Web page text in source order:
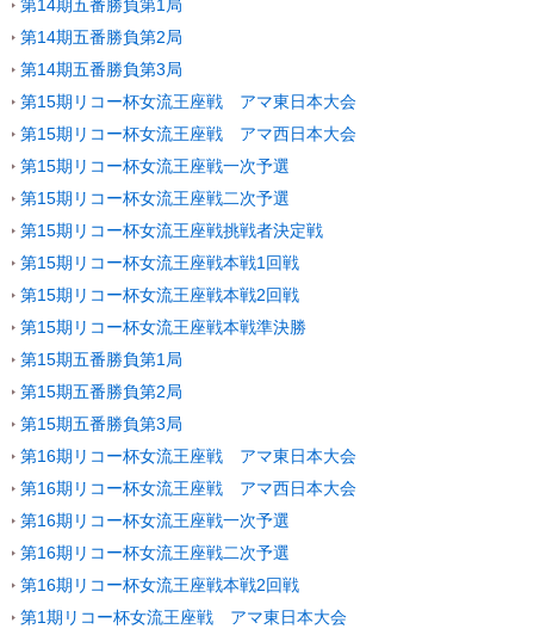
第14期五番勝負第1局
第14期五番勝負第2局
第14期五番勝負第3局
第15期リコー杯女流王座戦 アマ東日本大会
第15期リコー杯女流王座戦 アマ西日本大会
第15期リコー杯女流王座戦一次予選
第15期リコー杯女流王座戦二次予選
第15期リコー杯女流王座戦挑戦者決定戦
第15期リコー杯女流王座戦本戦1回戦
第15期リコー杯女流王座戦本戦2回戦
第15期リコー杯女流王座戦本戦準決勝
第15期五番勝負第1局
第15期五番勝負第2局
第15期五番勝負第3局
第16期リコー杯女流王座戦 アマ東日本大会
第16期リコー杯女流王座戦 アマ西日本大会
第16期リコー杯女流王座戦一次予選
第16期リコー杯女流王座戦二次予選
第16期リコー杯女流王座戦本戦2回戦
第1期リコー杯女流王座戦 アマ東日本大会